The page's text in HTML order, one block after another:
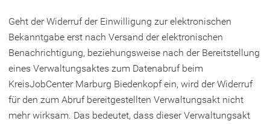
Geht der Widerruf der Einwilligung zur elektronischen
Bekanntgabe erst nach Versand der elektronischen
Benachrichtigung, beziehungsweise nach der Bereitstellung
eines Verwaltungsaktes zum Datenabruf beim
KreisJobCenter Marburg Biedenkopf ein, wird der Widerruf
für den zum Abruf bereitgestellten Verwaltungsakt nicht
mehr wirksam. Das bedeutet, dass dieser Verwaltungsakt